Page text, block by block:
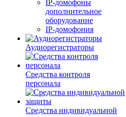
IP-домофоны
дополнительное
оборудование
IP-домофония
Аудиорегистраторы
Средства контроля
персонала
Средства индивидуальной